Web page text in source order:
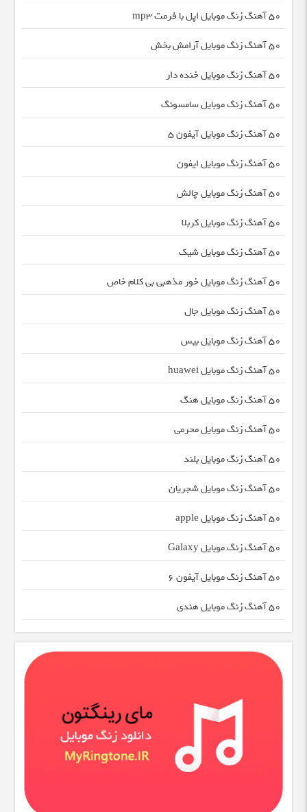
50 آهنگ زنگ موبایل اپل با فرمت mp3
50 آهنگ زنگ موبایل آرامش بخش
50 آهنگ زنگ موبایل خنده دار
50 آهنگ زنگ موبایل سامسونگ
50 آهنگ زنگ موبایل آیفون 5
50 آهنگ زنگ موبایل ایفون
50 آهنگ زنگ موبایل چالش
50 آهنگ زنگ موبایل کربلا
50 آهنگ زنگ موبایل شیک
50 آهنگ زنگ موبایل خور مذهبی بی کلام خاص
50 آهنگ زنگ موبایل جال
50 آهنگ زنگ موبایل بیس
50 آهنگ زنگ موبایل huawei
50 آهنگ زنگ موبایل هنگ
50 آهنگ زنگ موبایل محرمی
50 آهنگ زنگ موبایل بلند
50 آهنگ زنگ موبایل شجریان
50 آهنگ زنگ موبایل apple
50 آهنگ زنگ موبایل Galaxy
50 آهنگ زنگ موبایل آیفون 6
50 آهنگ زنگ موبایل هندی